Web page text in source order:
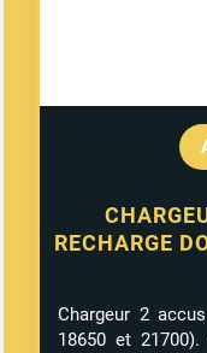
RECHARGE
Chargeur 2
18650 et